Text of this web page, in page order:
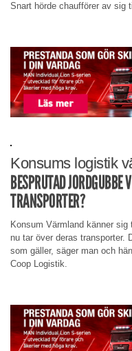
Snart hörde chaufförer av sig
Konsums logistik
BESPRUTAD JORDGUBBE
TRANSPORTER?
Konsum Värmland känner
nu tar över deras transporter.
som gäller, säger man och
Coop Logistik.